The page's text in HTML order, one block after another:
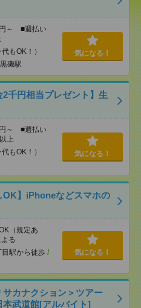
～ ■週払い
もOK！）
黒磯駅
気になる！
千円相当プレゼント】生
～ ■週払い
上
もOK！）
気になる！
OK】iPhoneなどスマホの
（規定あ
る
目駅から徒歩 /
気になる！
サカナクション＞ツアー
武道館[アルバイト]